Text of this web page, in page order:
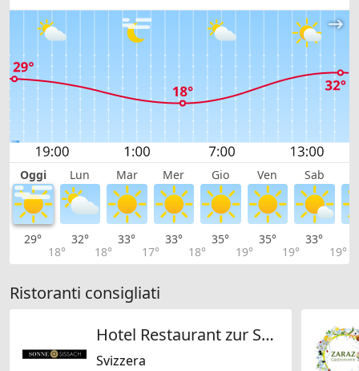
Oggi Lun Mar Mer Gio Ven Sab
29°
18°
32°
18°
33°
17°
33°
18°
35°
19°
35°
19°
33°
19°
Ristoranti consigliati
Hotel Restaurant zur Sonne AG
Svizzera